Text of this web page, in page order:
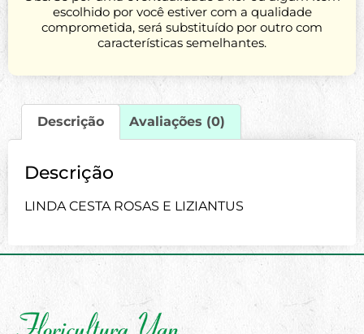
escolhido por você estiver com a qualidade
comprometida, será substituído por outro com
características semelhantes.
Descrição Avaliações (0)
Descrição
LINDA CESTA ROSAS E LIZIANTUS